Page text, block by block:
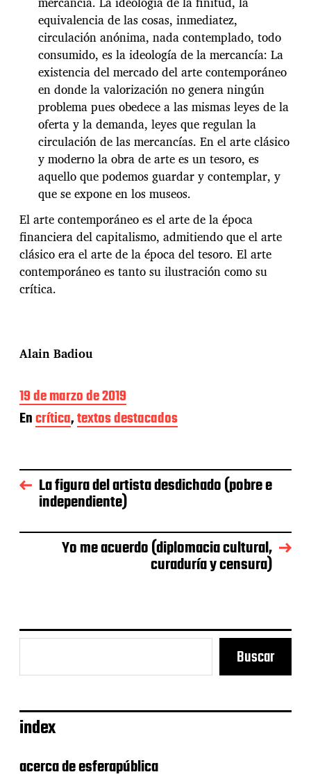
equivalencia de las cosas, inmediatez,
circulación anónima, nada contemplado, todo
consumido, es la ideología de la mercancía: La
existencia del mercado del arte contemporáneo
en donde la valorización no genera ningún
problema pues obedece a las mismas leyes de la
oferta y la demanda, leyes que regulan la
circulación de las mercancías. En el arte clásico
y moderno la obra de arte es un tesoro, es
aquello que podemos guardar y contemplar, y
que se expone en los museos.
El arte contemporáneo es el arte de la época
financiera del capitalismo, admitiendo que el arte
clásico era el arte de la época del tesoro. El arte
contemporáneo es tanto su ilustración como su
crítica.
Alain Badiou
F
e
c
d
e
l
n
19 de marzo de 2019
Encrítica,textos destacados
La figura del artista desdichado (pobre e
independiente)
Yo me acuerdo (diplomacia cultural,
curaduría y censura)
Buscar
index
acerca de esferapública